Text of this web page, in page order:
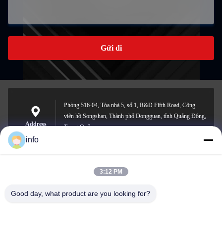
Gửi đi
Address
Phòng 516-04, Tòa nhà 5, số 1, R&D Fifth Road, Công
viên hồ Songshan, Thành phố Dongguan, tỉnh Quảng Đông,
Trung Quốc
info@gdpowerplus.com
info
3:12 PM
Good day, what product are you looking for?